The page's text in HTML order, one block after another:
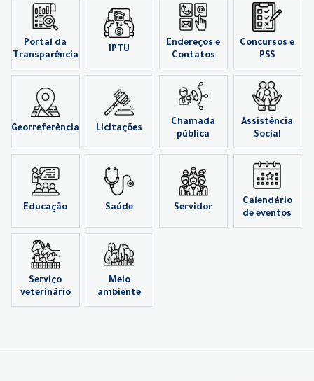
Portal da
Transparência
IPTU
Endereços e
Contatos
Concursos e
PSS
Georreferência Licitações
Chamada
pública
Assistência
Social
Educação Saúde Servidor
Calendário
de eventos
Serviço
veterinário
Meio
ambiente